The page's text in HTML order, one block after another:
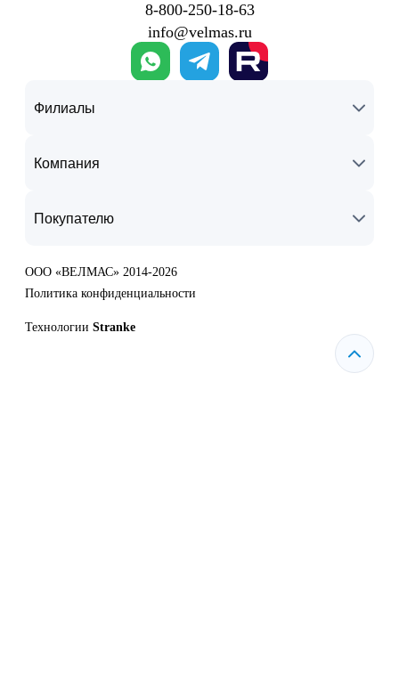
8‑800‑250‑18‑63
info@velmas.ru
Филиалы
Компания
Покупателю
ООО «ВЕЛМАС» 2014-2026
Политика конфиденциальности
Технологии Stranke